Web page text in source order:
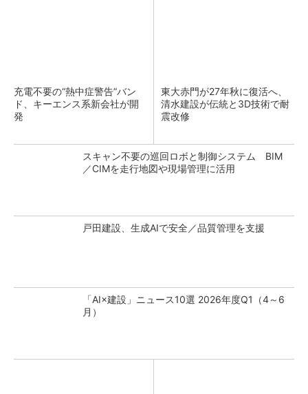
充電不要の“熱中症警告”バン
ド、キーエンス系新会社が開
発
東大赤門が27年秋に復活へ、
清水建設が伝統と3D技術で耐
震改修
スキャン不要の巡回ロボと制御システム BIM
／CIMを走行地図や現場管理に活用
戸田建設、生成AIで安全／品質管理を支援
「AI×建設」ニュース10選 2026年度Q1（4～6
月）